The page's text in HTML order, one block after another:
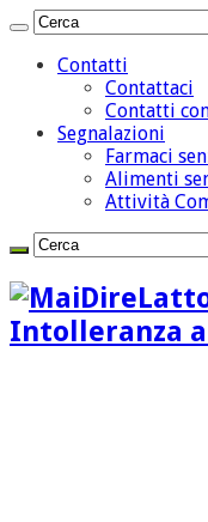
Contatti
Contattaci
Contatti
Segnalazioni
Farmaci
Alimenti
Attività
Intolleranza